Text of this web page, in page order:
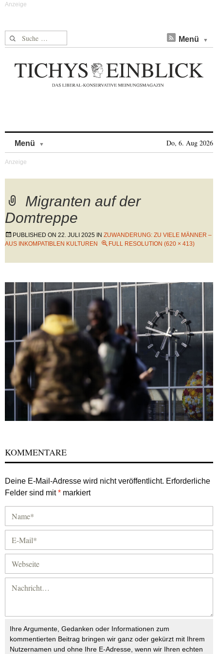
Suche nach: Menü
Menü Do, 6. Aug 2026
Migranten auf der
Domtreppe
PUBLISHED ON 22. JULI 2025 IN ZUWANDERUNG: ZU VIELE MÄNNER –
AUS INKOMPATIBLEN KULTUREN
FULL RESOLUTION (620 × 413)
KOMMENTARE
Deine E-Mail-Adresse wird nicht veröffentlicht. Erforderliche
Felder sind mit* markiert
Ihre Argumente, Gedanken oder Informationen zum
kommentierten Beitrag bringen wir ganz oder gekürzt mit Ihrem
Nutzernamen und ohne Ihre E-Adresse, wenn wir Ihren echten